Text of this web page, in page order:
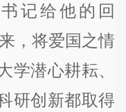
记给他的回
，将爱国之情
学潜心耕耘、
研创新都取得